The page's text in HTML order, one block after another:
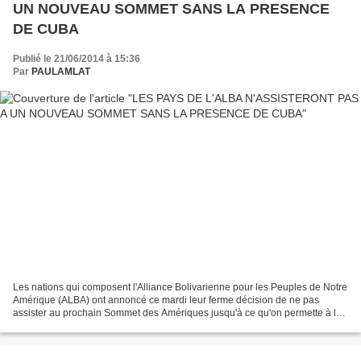
UN NOUVEAU SOMMET SANS LA PRESENCE
DE CUBA
Publié le 21/06/2014 à 15:36
Par PAULAMLAT
Les nations qui composent l'Alliance Bolivarienne pour les Peuples de Notre
Amérique (ALBA) ont annoncé ce mardi leur ferme décision de ne pas
assister au prochain Sommet des Amériques jusqu'à ce qu'on permette à la